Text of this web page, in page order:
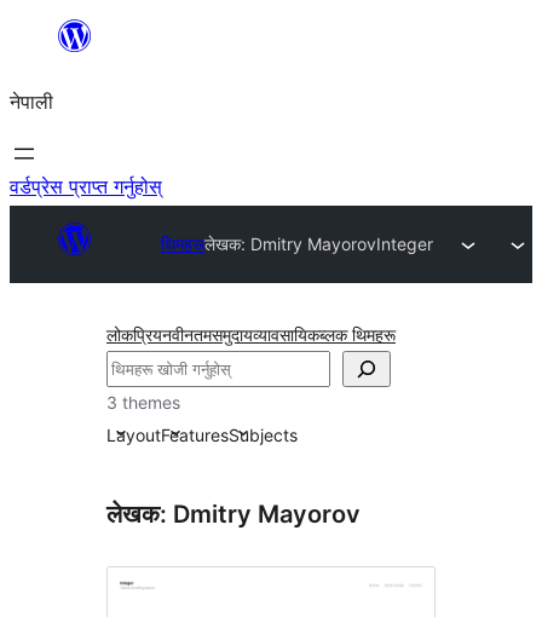
सामग्रीमा
नेपाली
वर्डप्रेस प्राप्त गर्नुहोस्
थिमहरूलेखक: Dmitry MayorovInteger
लोकप्रियनवीनतमसमुदायव्यावसायिकब्लक थिमहरू
खोज्नुहोस्
3 themes
LayoutFeaturesSubjects
लेखक: Dmitry Mayorov